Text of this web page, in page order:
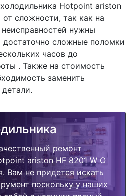
Hotpoint ariston
от сложности, так как на
нужны
достаточно сложные поломки
часов до
. Также на стоимость
заменить
ремонт
ariston HF 8201 W O
Вам не придется искать
поскольку у наших